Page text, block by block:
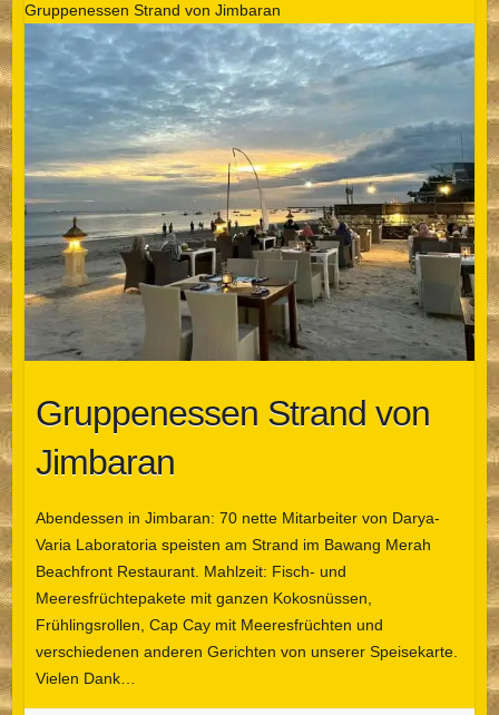
Gruppenessen Strand von Jimbaran
Gruppenessen Strand von
Jimbaran
Abendessen in Jimbaran: 70 nette Mitarbeiter von Darya-
Varia Laboratoria speisten am Strand im Bawang Merah
Beachfront Restaurant. Mahlzeit: Fisch- und
Meeresfrüchtepakete mit ganzen Kokosnüssen,
Frühlingsrollen, Cap Cay mit Meeresfrüchten und
verschiedenen anderen Gerichten von unserer Speisekarte.
Vielen Dank…